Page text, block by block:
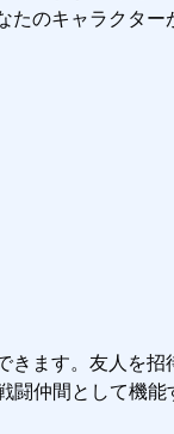
のキャラクター
ます。友人を招
仲間として機